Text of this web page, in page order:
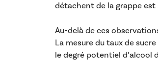
détachent de la grappe
Au-delà de ces
La mesure du taux de
le degré potentiel d’alcool